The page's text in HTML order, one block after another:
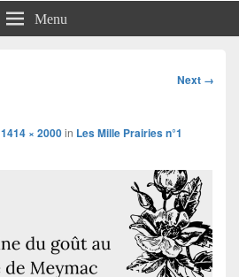
Menu
Image
Next →
1414 × 2000in Les Mille Prairies n°1